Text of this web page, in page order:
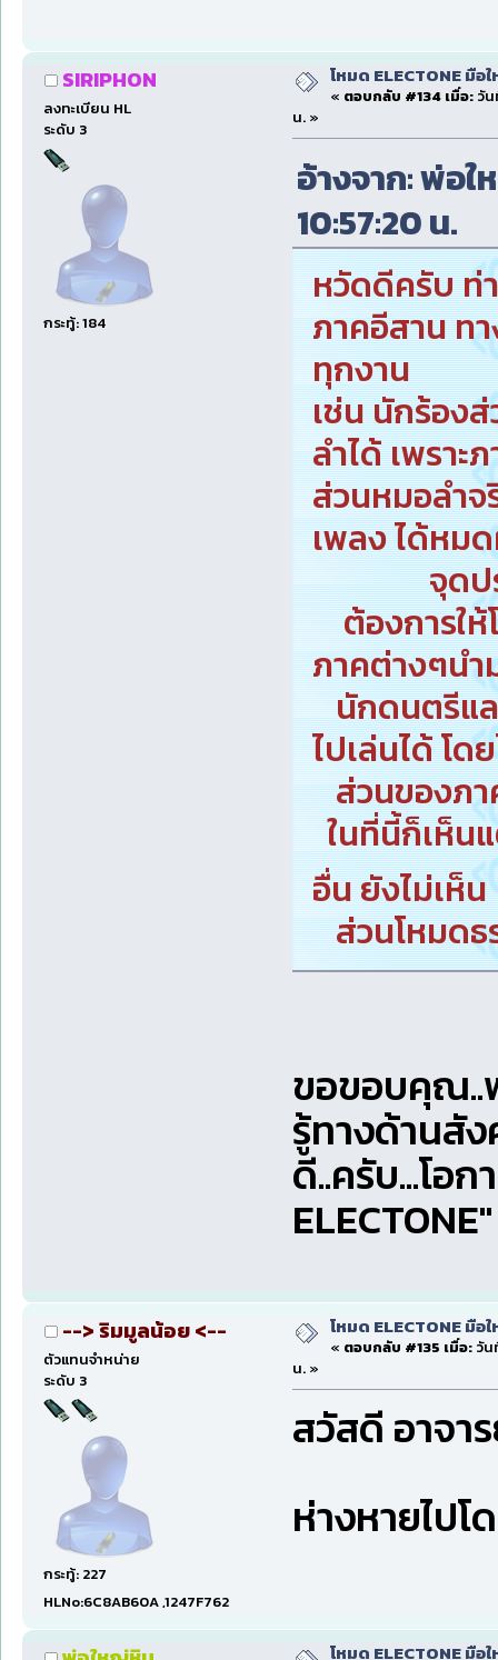
SIRIPHON
ลงทะเบียน HL
ระดับ 3
กระทู้: 184
โหมด ELECTONE มือ
« ตอบกลับ #134 เมื่อ:วัน
น. »
อ้างจาก: พ่อ
10:57:20 น.
หวัดดีครับ ท่
ภาคอีสาน ท
ทุกงาน
เช่น นักร้อง
ลำได้ เพรา
ส่วนหมอลำจ
เพลง ได้หม
จุดประสง
ต้องการให้
ภาคต่างๆนำ
นักดนตรีแล
ไปเล่นได้ โด
ส่วนของภาค
ในที่นี้ก็เห็น
อื่น ยังไม่เห็
ส่วนโหมดธ
ขอขอบคุณ..
รู้ทางด้านสั
ดี..ครับ...โอ
--> ริมมูลน้อย <--
ตัวแทนจำหน่าย
ระดับ 3
กระทู้: 227
HLNo:6C8AB60A ,1247F762
โหมด ELECTONE มือ
« ตอบกลับ #135 เมื่อ:วัน
น. »
สวัสดี อาจา
ห่างหายไปโ
โหมด ELECTONE มือ